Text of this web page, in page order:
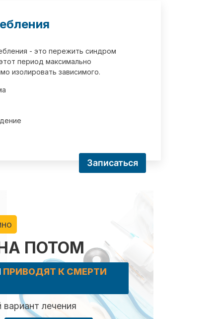
- это пережить синдром
период максимально
изолировать зависимого.
Записаться
ПОТОМ
ПРИВОДЯТ К СМЕРТИ
лечения